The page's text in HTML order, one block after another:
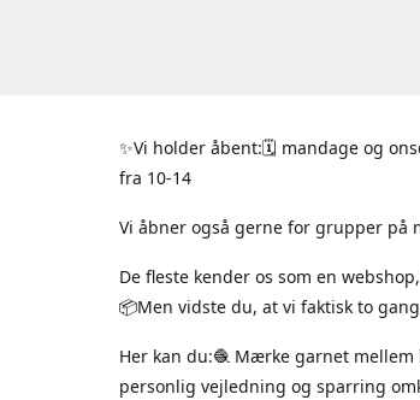
✨Vi holder åbent:🗓 mandage og
fra 10-14
Vi åbner også gerne for grupper på
De fleste kender os som en
📦Men vidste du, at vi faktisk to
Her kan du:🧶 Mærke garnet
personlig vejledning og sparring